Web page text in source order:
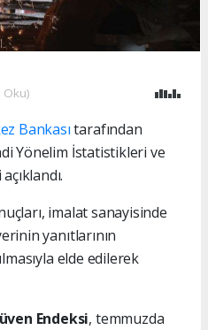
Oku)
Bankasıtarafından
Yönelim İstatistikleri ve
imalat sanayisinde
yanıtlarının
elde edilerek
Endeksi, temmuzda